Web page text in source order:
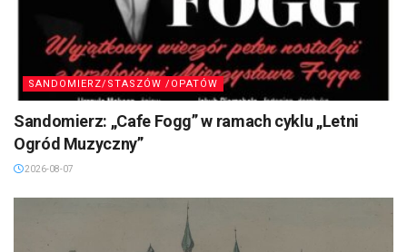
SANDOMIERZ/STASZÓW /OPATÓW
Sandomierz: „Cafe Fogg” w ramach cyklu „Letni
Ogród Muzyczny”
2026-08-07